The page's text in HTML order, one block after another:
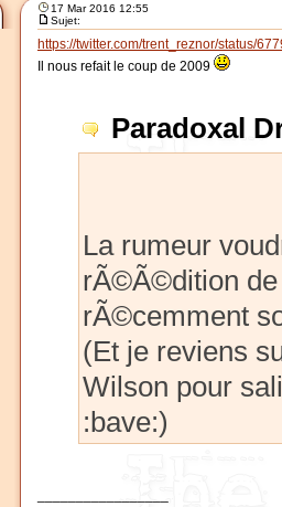
17 Mar 2016 12:55
Sujet:
https://twitter.com/trent_reznor/status/
Il nous refait le coup de 2009
Paradoxal
La rumeur
rÃ©Ã©dition
rÃ©cemment
(Et je reviens
Wilson pour
:bave:)